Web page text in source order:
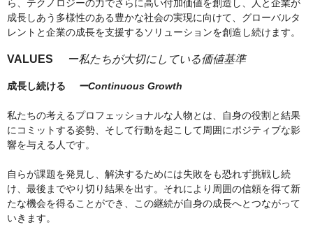
ら、テクノロジーの力でさらに高い付加価値を創造し、人と企業が
成長しあう多様性のある豊かな社会の実現に向けて、グローバルタ
レントと企業の成長を支援するソリューションを創造し続けます。
VALUES ー私たちが大切にしている価値基準
成長し続ける ーContinuous Growth
私たちの考えるプロフェッショナルな人物とは、自身の役割と結果
にコミットする姿勢、そして行動を起こして周囲にポジティブな影
響を与える人です。
自らが課題を発見し、解決するためには失敗をも恐れず挑戦し続
け、最後までやり切り結果を出す。それにより周囲の信頼を得て新
たな機会を得ることができ、この継続が自身の成長へとつながって
いきます。